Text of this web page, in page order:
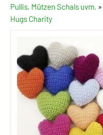
Pullis, Mützen Schals uvm. »
Hugs Charity